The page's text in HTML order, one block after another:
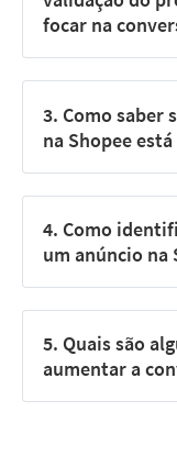
focar na
3. Como saber
na Shopee
4. Como
um anúncio na
5. Quais são
aumentar a